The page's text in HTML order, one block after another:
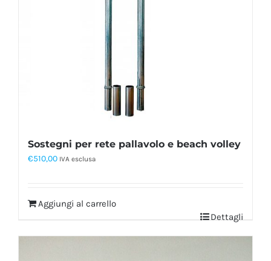
Sostegni per rete pallavolo e beach volley
€510,00 IVA esclusa
Aggiungi al carrello
Dettagli